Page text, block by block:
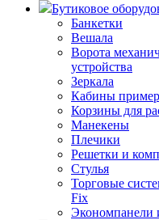
Бутиковое
Банкетки
Вешала
Ворота
устройства
Зеркала
Кабины
Корзины для
Манекены
Плечики
Решетки и
Стулья
Торговые
Fix
Экономпанели